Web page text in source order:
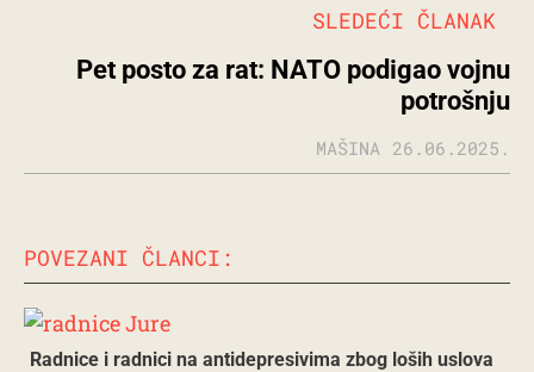
Pet posto za rat: NATO podigao vojnu
potrošnju
SLEDEĆI ČLANAK
MAŠINA 26.06.2025.
POVEZANI ČLANCI:
Radnice i radnici na antidepresivima zbog loših uslova